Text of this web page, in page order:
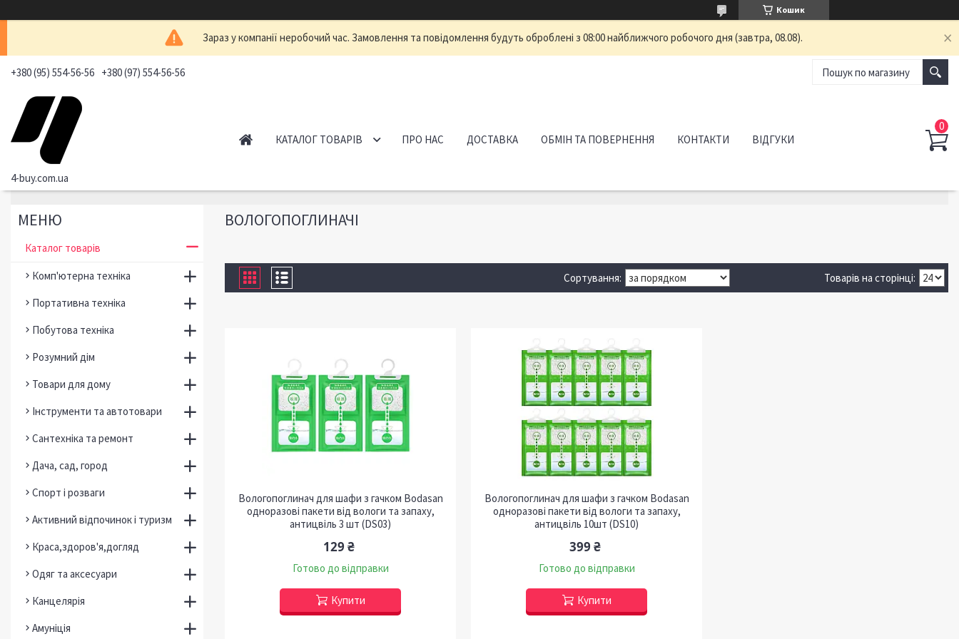
Кошик
Зараз у компанії неробочий час. Замовлення та повідомлення будуть оброблені з 08:00 найближчого робочого дня (завтра, 08.08).
+380 (95) 554-56-56 +380 (97) 554-56-56
4-buy.com.ua
КАТАЛОГ ТОВАРІВ ПРО НАС ДОСТАВКА ОБМІН ТА ПОВЕРНЕННЯ КОНТАКТИ ВІДГУКИ
ВОЛОГОПОГЛИНАЧІ
Вологопоглинач для шафи з гачком Bodasan
одноразові пакети від вологи та запаху,
антицвіль 3 шт (DS03)
129 ₴
Готово до відправки
Купити
Вологопоглинач для шафи з гачком Bodasan
одноразові пакети від вологи та запаху,
антицвіль 10шт (DS10)
399 ₴
Готово до відправки
Купити
Каталог товарів
Комп'ютерна техніка
Портативна техніка
Побутова техніка
Розумний дім
Товари для дому
Інструменти та автотовари
Сантехніка та ремонт
Дача, сад, город
Спорт і розваги
Активний відпочинок і туризм
Краса,здоров'я,догляд
Одяг та аксесуари
Канцелярія
Амуніція